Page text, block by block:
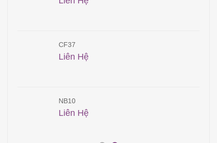
CF37
Liên Hệ
NB10
Liên Hệ